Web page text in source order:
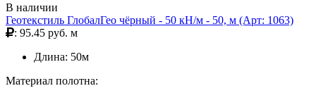
В наличии
Геотекстиль ГлобалГео чёрный - 50 кН/м - 50, м (Арт: 1063)
: 95.45 руб. м
Длина: 50м
Материал полотна: